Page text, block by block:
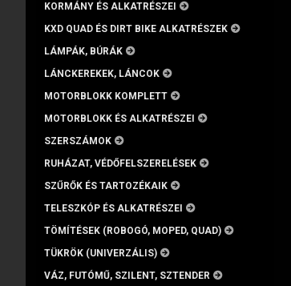
KORMÁNY ÉS ALKATRÉSZEI
KXD QUAD ÉS DIRT BIKE ALKATRÉSZEK
LÁMPÁK, BÚRÁK
LÁNCKEREKEK, LÁNCOK
MOTORBLOKK KOMPLETT
MOTORBLOKK ÉS ALKATRÉSZEI
SZERSZÁMOK
RUHÁZAT, VÉDŐFELSZERELÉSEK
SZŰRŐK ÉS TARTOZÉKAIK
TELESZKÓP ÉS ALKATRÉSZEI
TÖMÍTÉSEK (ROBOGÓ, MOPED, QUAD)
TÜKRÖK (UNIVERZÁLIS)
VÁZ, FUTÓMŰ, SZILENT, SZTENDER